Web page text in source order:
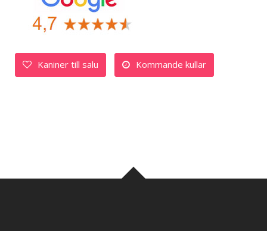
Kaniner till salu Kommande kullar